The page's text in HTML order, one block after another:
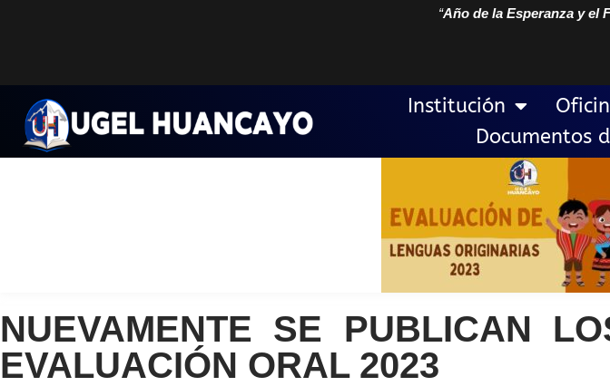
contenido
“Año de la Esperanza y el
Institución
Documentos
NUEVAMENTE SE PUBLICAN
EVALUACIÓN ORAL 2023